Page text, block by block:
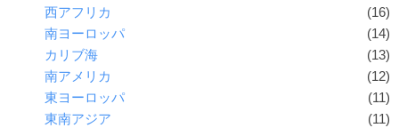
西アフリカ
(16)
南ヨーロッパ
(14)
カリブ海
(13)
南アメリカ
(12)
東ヨーロッパ
(11)
東南アジア
(11)